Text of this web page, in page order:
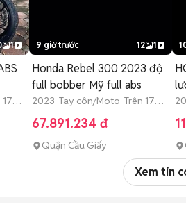
1 9 giờ trước 12 1
Honda Rebel 300 2023 độ
full bobber Mỹ full abs
2023 Tay côn/Moto Trên 175
cc Đã sử dụng
67.891.234 đ
Quận Cầu Giấy
Xem tin